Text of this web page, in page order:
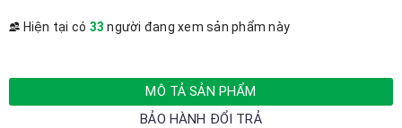
Hiện tại có 33 người đang xem sản phẩm này
MÔ TẢ SẢN PHẨM
BẢO HÀNH ĐỔI TRẢ